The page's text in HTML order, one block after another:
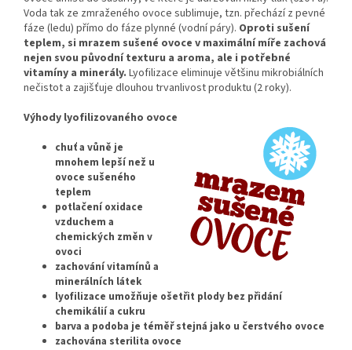
Voda tak ze zmraženého ovoce sublimuje, tzn. přechází z pevné
fáze (ledu) přímo do fáze plynné (vodní páry). Oproti sušení
teplem, si mrazem sušené ovoce v maximální míře zachová
nejen svou původní texturu a aroma, ale i potřebné
vitamíny a minerály. Lyofilizace eliminuje většinu mikrobiálních
nečistot a zajišťuje dlouhou trvanlivost produktu (2 roky).
Výhody lyofilizovaného ovoce
chuť a vůně je
mnohem lepší než u
ovoce sušeného
teplem
potlačení oxidace
vzduchem a
chemických změn v
ovoci
zachování vitamínů a
minerálních látek
lyofilizace umožňuje ošetřit plody bez přidání
chemikálií a cukru
barva a podoba je téměř stejná jako u čerstvého ovoce
zachována sterilita ovoce